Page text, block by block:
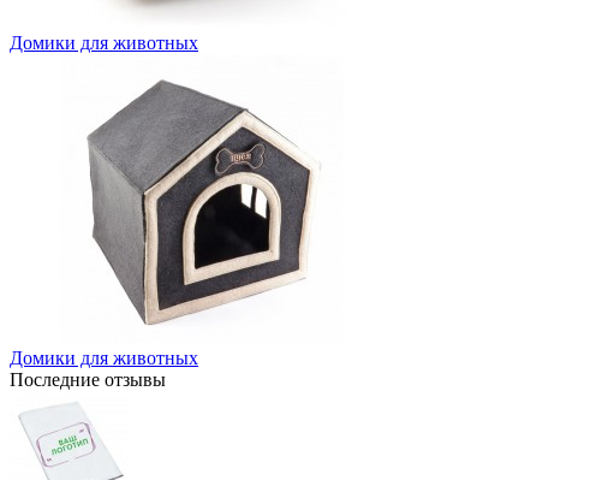
Домики для животных
Домики для животных
Последние отзывы